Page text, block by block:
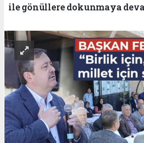
ile gönüllere dokunmaya